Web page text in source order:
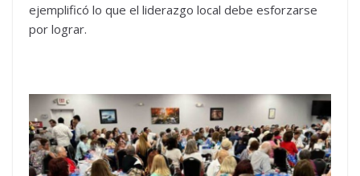
ejemplificó lo que el liderazgo local debe esforzarse
por lograr.